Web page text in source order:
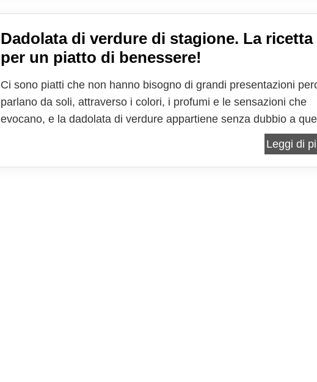
Dadolata di verdure di stagione. La ricetta
per un piatto di benessere!
Ci sono piatti che non hanno bisogno di grandi presentazioni
parlano da soli, attraverso i colori, i profumi e le sensazioni che
evocano, e la dadolata di verdure appartiene senza dubbio a
categoria. Basta immaginare un vassoio colmo di cubetti vivaci e
Leggi di